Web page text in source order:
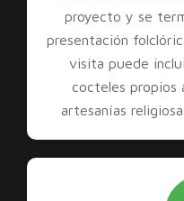
proyecto y se
presentación
visita puede
cocteles propios
artesanías